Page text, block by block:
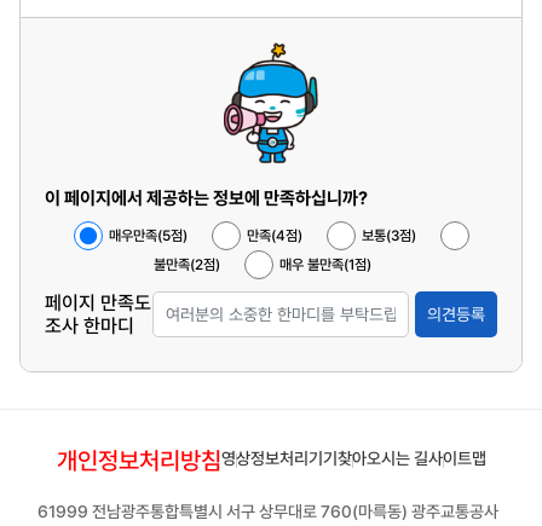
이 페이지에서 제공하는 정보에 만족하십니까?
매우만족(5점) 만족(4점)
보통(3점)
불만족(2점)
매우 불만족(1점)
페이지 만족도
조사 한마디
의견등록
개인정보처리방침영상정보처리기기 찾아오시는 길사이트맵
61999 전남광주통합특별시 서구 상무대로 760(마륵동) 광주교통공사